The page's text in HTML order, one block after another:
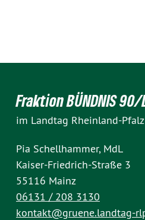
Fraktion BÜNDNIS 90/
im Landtag Rheinland-Pfalz
Pia Schellhammer, MdL
Kaiser-Friedrich-Straße 3
55116 Mainz
06131 / 208 3130
kontakt@gruene.landtag-